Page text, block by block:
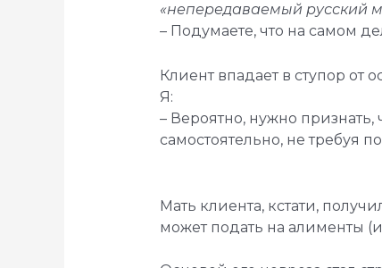
«непередаваемый русский
– Подумаете, что на самом
Клиент впадает в ступор от
Я:
– Вероятно, нужно
самостоятельно, не требуя
Мать клиента, кстати,
может подать на алименты